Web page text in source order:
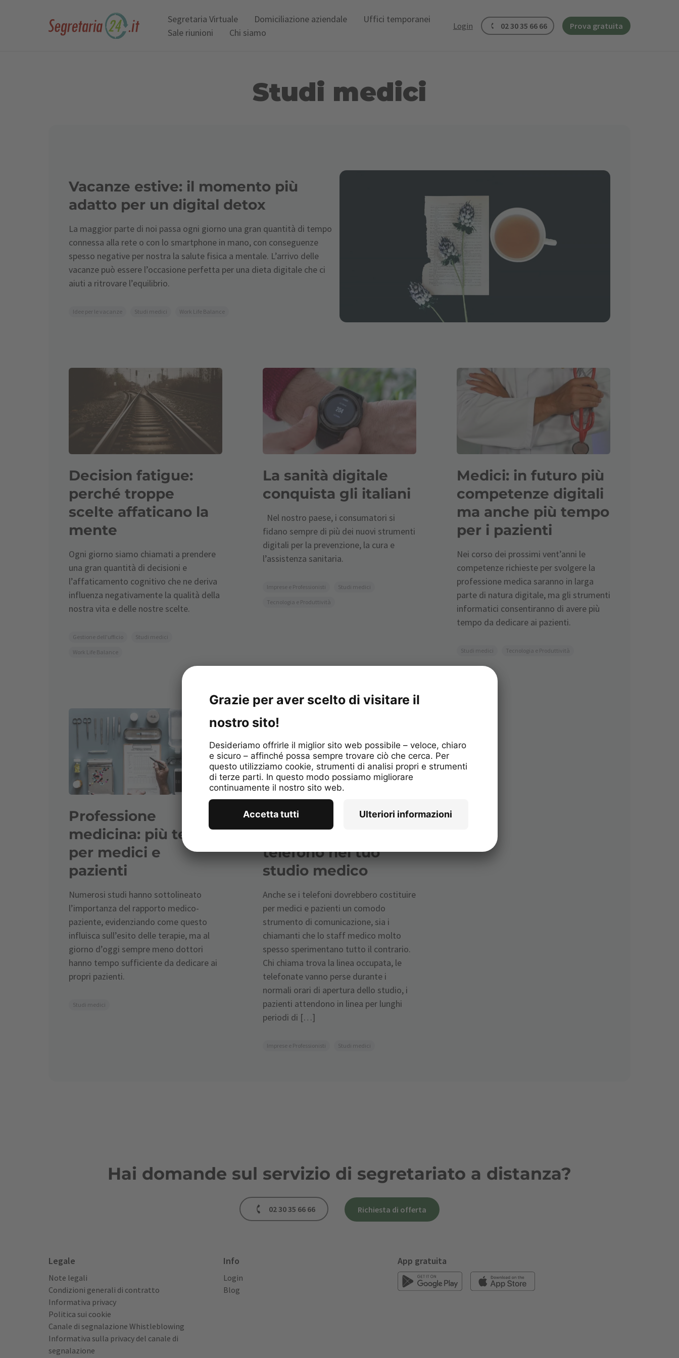
Segretaria Virtuale Domiciliazione aziendale
Uffici temporanei
Sale riunioni
Chi siamo
Login 02 30 35 66 66 Prova gratuita
Studi medici
Vacanze estive: il momento più
adatto per un digital detox
La maggior parte di noi passa ogni giorno una gran quantità di tempo
connessa alla rete o con lo smartphone in mano, con conseguenze
spesso negative per nostra la salute fisica a mentale. L’arrivo delle
vacanze può essere l’occasione perfetta per una dieta digitale che ci
aiuti a ritrovare l’equilibrio.
Idee per le vacanze Studi medici Work Life Balance
Decision fatigue:
perché troppe
scelte affaticano la
mente
Ogni giorno siamo chiamati a prendere
una gran quantità di decisioni e
l’affaticamento cognitivo che ne deriva
influenza negativamente la qualità della
nostra vita e delle nostre scelte.
Gestione dell'ufficio
Studi medici
Work Life Balance
La sanità digitale
conquista gli italiani
Nel nostro paese, i consumatori si
fidano sempre di più dei nuovi strumenti
digitali per la prevenzione, la cura e
l’assistenza sanitaria.
Imprese e Professionisti
Studi medici
Tecnologia e Produttività
Medici: in futuro più
competenze digitali
ma anche più tempo
per i pazienti
Nei corso dei prossimi vent’anni le
competenze richieste per svolgere la
professione medica saranno in larga
parte di natura digitale, ma gli strumenti
informatici consentiranno di avere più
tempo da dedicare ai pazienti.
Studi medici Tecnologia e Produttività
Professione
medicina: più tempo
per medici e
pazienti
Numerosi studi hanno sottolineato
l’importanza del rapporto medico-
paziente, evidenziando come questo
influisca sull’esito delle terapie, ma al
giorno d’oggi sempre meno dottori
hanno tempo sufficiente da dedicare ai
propri pazienti.
Studi medici
Come migliorare la
gestione del
telefono nel tuo
studio medico
Anche se i telefoni dovrebbero costituire
per medici e pazienti un comodo
strumento di comunicazione, sia i
chiamanti che lo staff medico molto
spesso sperimentano tutto il contrario.
Chi chiama trova la linea occupata, le
telefonate vanno perse durante i
normali orari di apertura dello studio, i
pazienti attendono in linea per lunghi
periodi di […]
Imprese e Professionisti Studi medici
Hai domande sul servizio di segretariato a distanza?
02 30 35 66 66 Richiesta di offerta
Legale
Note legali
Condizioni generali di contratto
Informativa privacy
Politica sui cookie
Canale di segnalazione Whistleblowing
Informativa sulla privacy del canale di
segnalazione
Info
Login
Blog
App gratuita